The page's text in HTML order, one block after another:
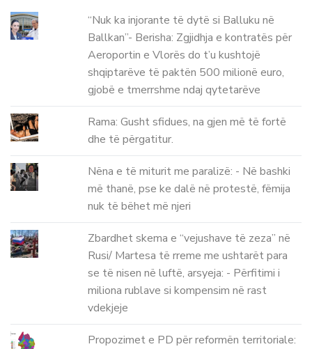
“Nuk ka injorante të dytë si Balluku në
Ballkan”- Berisha: Zgjidhja e kontratës për
Aeroportin e Vlorës do t’u kushtojë
shqiptarëve të paktën 500 milionë euro,
gjobë e tmerrshme ndaj qytetarëve
Rama: Gusht sfidues, na gjen më të fortë
dhe të përgatitur.
Nëna e të miturit me paralizë: - Në bashki
më thanë, pse ke dalë në protestë, fëmija
nuk të bëhet më njeri
Zbardhet skema e “vejushave të zeza” në
Rusi/ Martesa të rreme me ushtarët para
se të nisen në luftë, arsyeja: - Përfitimi i
miliona rublave si kompensim në rast
vdekjeje
Propozimet e PD për reformën territoriale: